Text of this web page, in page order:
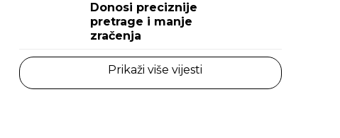
Donosi preciznije
pretrage i manje
zračenja
Prikaži više vijesti